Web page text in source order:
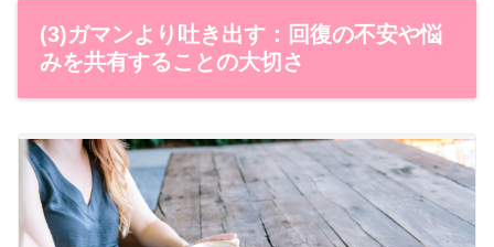
(3)ガマンより吐き出す：回復の不安や悩
みを共有することの大切さ